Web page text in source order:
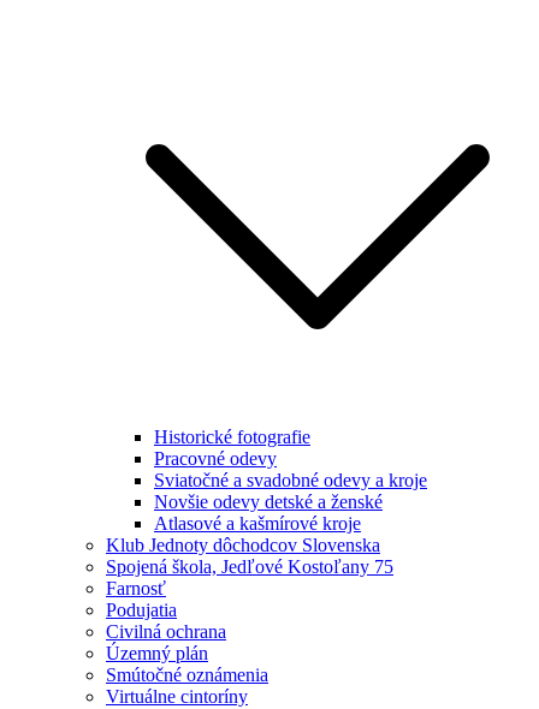
Historické fotografie
Pracovné odevy
Sviatočné a svadobné odevy a kroje
Novšie odevy detské a ženské
Atlasové a kašmírové kroje
Klub Jednoty dôchodcov Slovenska
Spojená škola, Jedľové Kostoľany 75
Farnosť
Podujatia
Civilná ochrana
Územný plán
Smútočné oznámenia
Virtuálne cintoríny